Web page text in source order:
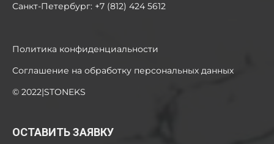
Санкт-Петербург: +7 (812) 424 5612
Политика конфиденциальности
Соглашение на обработку персональных данных
© 2022|STONEKS
ОСТАВИТЬ ЗАЯВКУ